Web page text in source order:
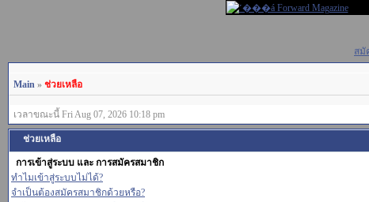
สมั
Main » ช่วยเหลือ
เวลาขณะนี้ Fri Aug 07, 2026 10:18 pm
ช่วยเหลือ
การเข้าสู่ระบบ และ การสมัครสมาชิก
ทำไมเข้าสู่ระบบไม่ได้?
จำเป็นต้องสมัครสมาชิกด้วยหรือ?